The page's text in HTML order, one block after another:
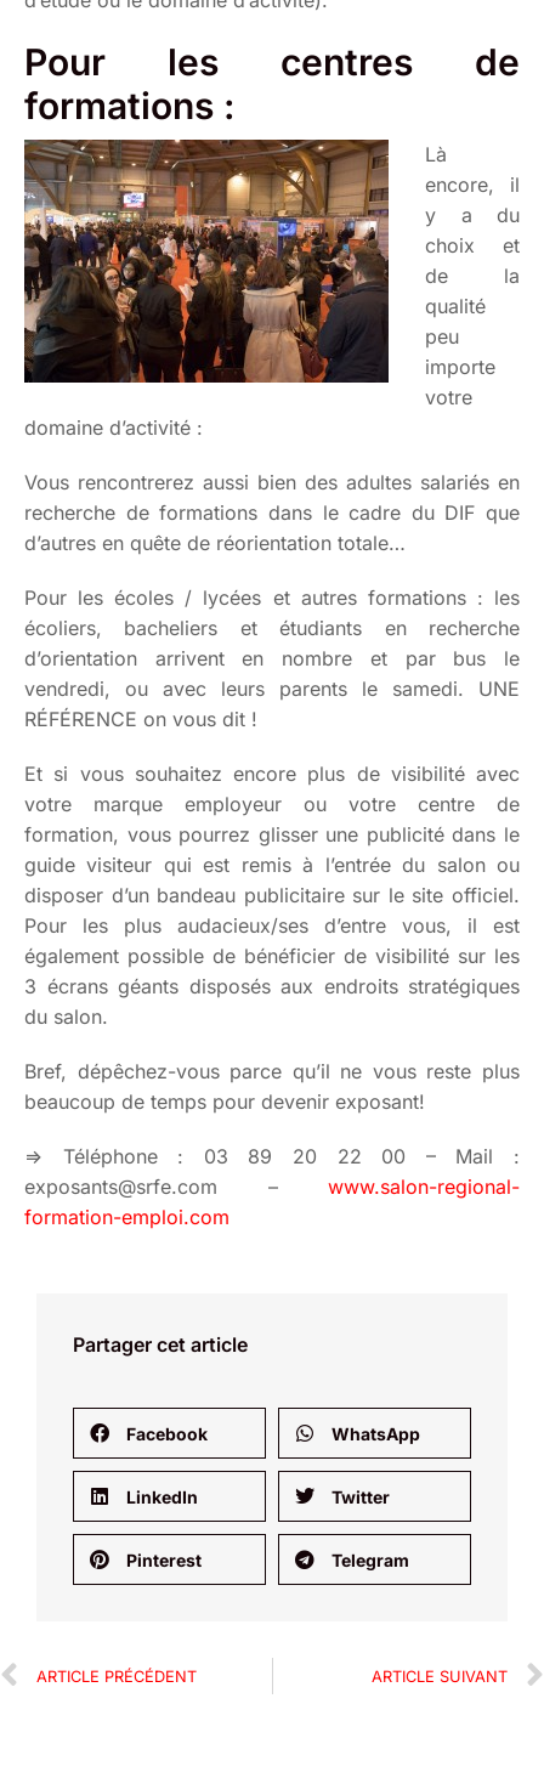
Pour les centres de
formations :
Là
encore, il
y a du
choix et
de la
qualité
peu
importe
votre
domaine d’activité :
Vous rencontrerez aussi bien des adultes salariés en
recherche de formations dans le cadre du DIF que
d’autres en quête de réorientation totale…
Pour les écoles / lycées et autres formations : les
écoliers, bacheliers et étudiants en recherche
d’orientation arrivent en nombre et par bus le
vendredi, ou avec leurs parents le samedi. UNE
RÉFÉRENCE on vous dit !
Et si vous souhaitez encore plus de visibilité avec
votre marque employeur ou votre centre de
formation, vous pourrez glisser une publicité dans le
guide visiteur qui est remis à l’entrée du salon ou
disposer d’un bandeau publicitaire sur le site officiel.
Pour les plus audacieux/ses d’entre vous, il est
également possible de bénéficier de visibilité sur les
3 écrans géants disposés aux endroits stratégiques
du salon.
Bref, dépêchez-vous parce qu’il ne vous reste plus
beaucoup de temps pour devenir exposant!
=> Téléphone : 03 89 20 22 00 – Mail :
exposants@srfe.com – www.salon-regional-
formation-emploi.com
Partager cet article
Facebook WhatsApp
LinkedIn Twitter
Pinterest Telegram
ARTICLE PRÉCÉDENT ARTICLE SUIVANT